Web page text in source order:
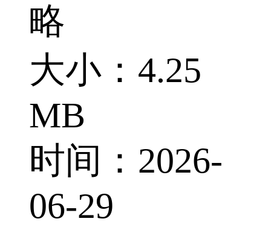
略
大小：4.25
MB
时间：2026-
06-29